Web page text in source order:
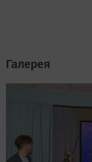
Галерея